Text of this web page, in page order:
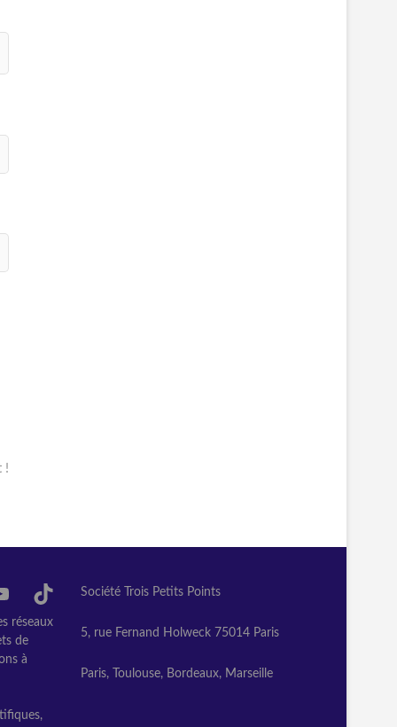
!
TikTok
réseaux
de
à
Société Trois Petits Points
5, rue Fernand Holweck 75014 Paris
Paris, Toulouse, Bordeaux, Marseille